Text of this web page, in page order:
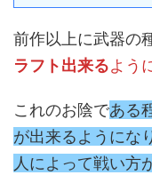
前作以上に武器の
ラフト出来るよう
これのお陰である
が出来るようにな
人によって戦い方